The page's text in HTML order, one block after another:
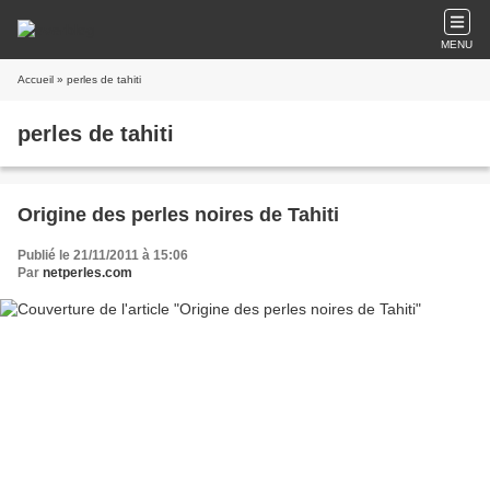
MENU
Accueil » perles de tahiti
perles de tahiti
Origine des perles noires de Tahiti
Publié le 21/11/2011 à 15:06
Par netperles.com